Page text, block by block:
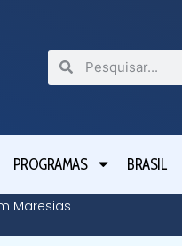
PROGRAMAS BRASIL
Maresias